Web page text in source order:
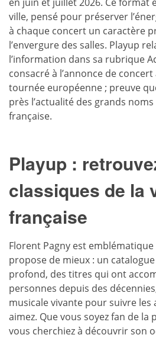
ville, pensé pour préserver
à chaque concert un caractère
l’envergure des salles. Playup
l’information dans sa rubrique
consacré à l’annonce de
tournée européenne ; preuve
près l’actualité des grands
française.
Playup :
classiques de la
française
Florent Pagny est emblématique
propose de mieux : un
profond, des titres qui ont
personnes depuis des
musicale vivante pour suivre les
aimez. Que vous soyez fan de
vous cherchiez à découvrir son